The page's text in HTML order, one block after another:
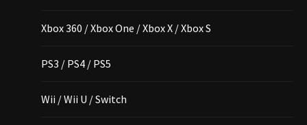
Xbox 360 / Xbox One / Xbox X / Xbox S
PS3 / PS4 / PS5
Wii / Wii U / Switch